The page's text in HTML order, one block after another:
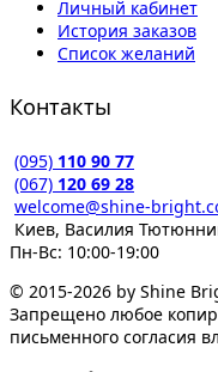
Личный кабинет
История заказов
Список желаний
Контакты
(095) 110 90 77
(067) 120 69 28
welcome@shine-
Киев, Василия
Пн-Вс: 10:00-19:00
© 2015-2026 by Shine
Запрещено любое
письменного согласия